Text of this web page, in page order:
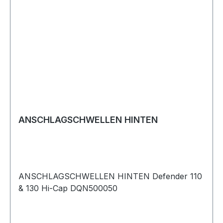
ANSCHLAGSCHWELLEN HINTEN
ANSCHLAGSCHWELLEN HINTEN Defender 110
& 130 Hi-Cap DQN500050